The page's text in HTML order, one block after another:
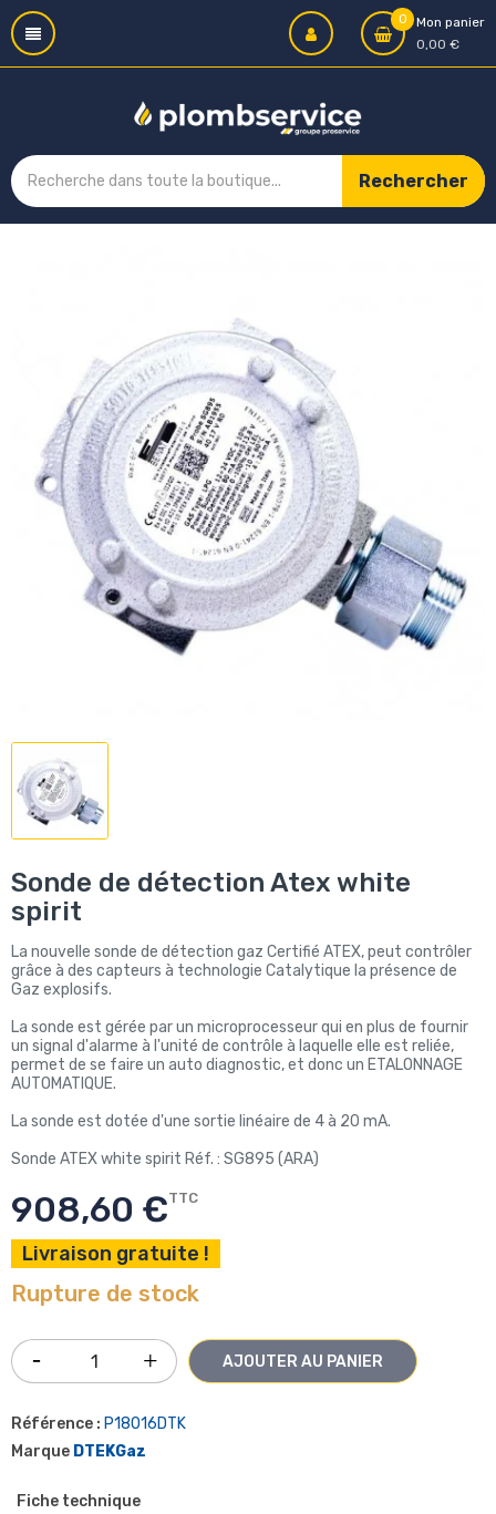
0
Mon panier
0,00 €
Rechercher
Sonde de détection Atex white
spirit
La nouvelle sonde de détection gaz Certifié ATEX, peut contrôler
grâce à des capteurs à technologie Catalytique la présence de
Gaz explosifs.
La sonde est gérée par un microprocesseur qui en plus de fournir
un signal d'alarme à l'unité de contrôle à laquelle elle est reliée,
permet de se faire un auto diagnostic, et donc un ETALONNAGE
AUTOMATIQUE.
La sonde est dotée d'une sortie linéaire de 4 à 20 mA.
Sonde ATEX white spirit Réf. : SG895 (ARA)
908,60 €TTC
Livraison gratuite !
Rupture de stock
AJOUTER AU PANIER
Référence : P18016DTK
Marque DTEKGaz
Fiche technique